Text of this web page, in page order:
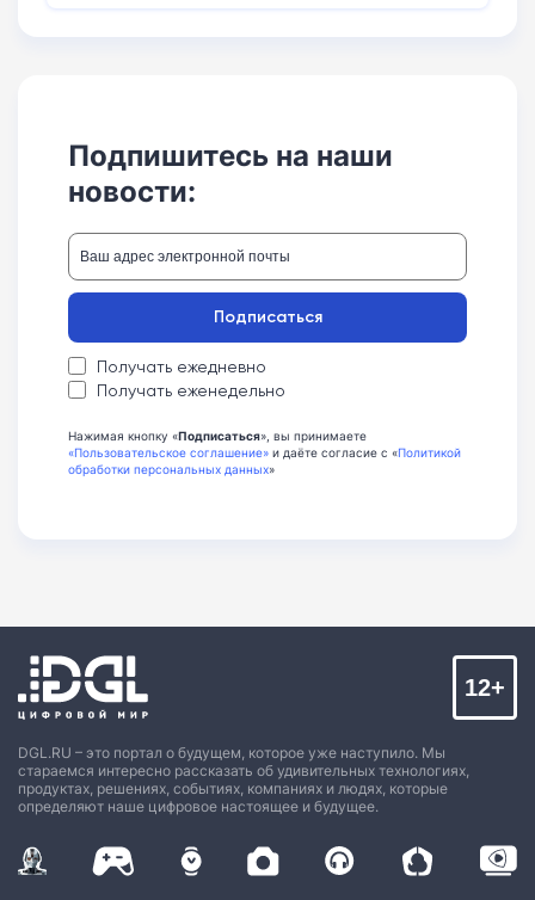
Подпишитесь на наши
новости:
Получать ежедневно
Получать еженедельно
Подписаться
Нажимая кнопку «Подписаться», вы принимаете
«Пользовательское соглашение» и даёте согласие с «Политикой
обработки персональных данных»
DGL.RU – это портал о будущем, которое уже наступило. Мы
стараемся интересно рассказать об удивительных технологиях,
продуктах, решениях, событиях, компаниях и людях, которые
определяют наше цифровое настоящее и будущее.
12+